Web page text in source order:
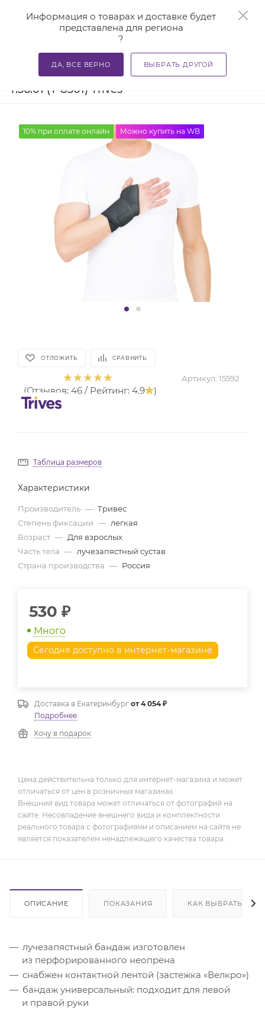
Информация о товарах и доставке будет
представлена для региона
?
ДА, ВСЕ ВЕРНО ВЫБРАТЬ ДРУГОЙ
Главная — Каталог — Бандажи и корсеты — Ортезы и
Бандаж на лучезапястный сустав
Т.36.01 (Т-8301) Trives
10% при оплате онлайн Можно купить на WB
ОТЛОЖИТЬ СРАВНИТЬ
(Отзывов: 46 / Рейтинг: 4.9 )
Артикул: 15592
Таблица размеров
Характеристики
Производитель — Тривес
Степень фиксации — легкая
Возраст — Для взрослых
Часть тела — лучезапястный сустав
Страна производства — Россия
530 ₽
Много
Сегодня доступно в интернет-магазине
Доставка в Екатеринбург от 4 054 ₽
Подробнее
Хочу в подарок
Цена действительна только для интернет-магазина и может
отличаться от цен в розничных магазинах.
Внешний вид товара может отличаться от фотографий на
сайте. Несовпадение внешнего вида и комплектности
реального товара с фотографиями и описанием на сайте не
является показателем ненадлежащего качества товара.
ОПИСАНИЕ ПОКАЗАНИЯ КАК ВЫБРАТЬ
лучезапястный бандаж изготовлен
из перфорированного неопрена
снабжен контактной лентой (застежка «Велкро»)
бандаж универсальный: подходит для левой
и правой руки